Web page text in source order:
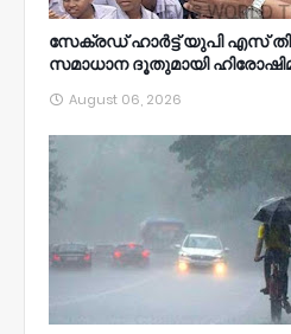
സേക്രഡ് ഹാർട്ട് യുപി എസ്
സമാധാന ദൂതുമായി
August 06, 2026